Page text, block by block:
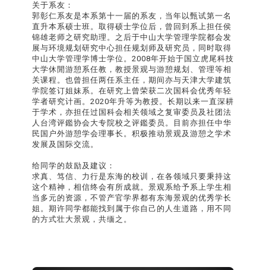
关于系友：
郭彰仁系友是本系第十一届的系友，当年以甄试第一名
直升本系硕士班。取得硕士学位后，曾回到系上担任侯
锦雄老师之研究助理。之后于中山大学管理学院都会发
展与环境规划研究中心担任规划师及研究员，同时取得
中山大学管理学博士学位。2008年开始于国立虎尾科技
大学休閒游憩系任教，教授景观与游憩规划、管理等相
关课程。也曾担任两任系主任，期间亦与天津大学建筑
学院签订姐妹系。在研究上曾荣获二次国科会优秀年轻
学者研究计画。2020年升等为教授。长期以来一直深耕
于学术，亦担任过国科会相关领域之复审委员及社团法
人台湾评鑑协会大专院校之评鑑委员。目前亦担任中华
民国户外游憩学会理事长。积极推动景观及游憩之学术
发展及国际交流。
给同学的鼓励及建议：
求真、笃信、力行是东海的校训，在各领域只要秉持这
这个精神，相信终会有所成就。景观系给予系上学生相
当多元的资源，不管产官学界都有东海景观的优秀学长
姐。期许同学都能找到属于你自己的人生道路，用不同
的方式壮大景观，共缅之。